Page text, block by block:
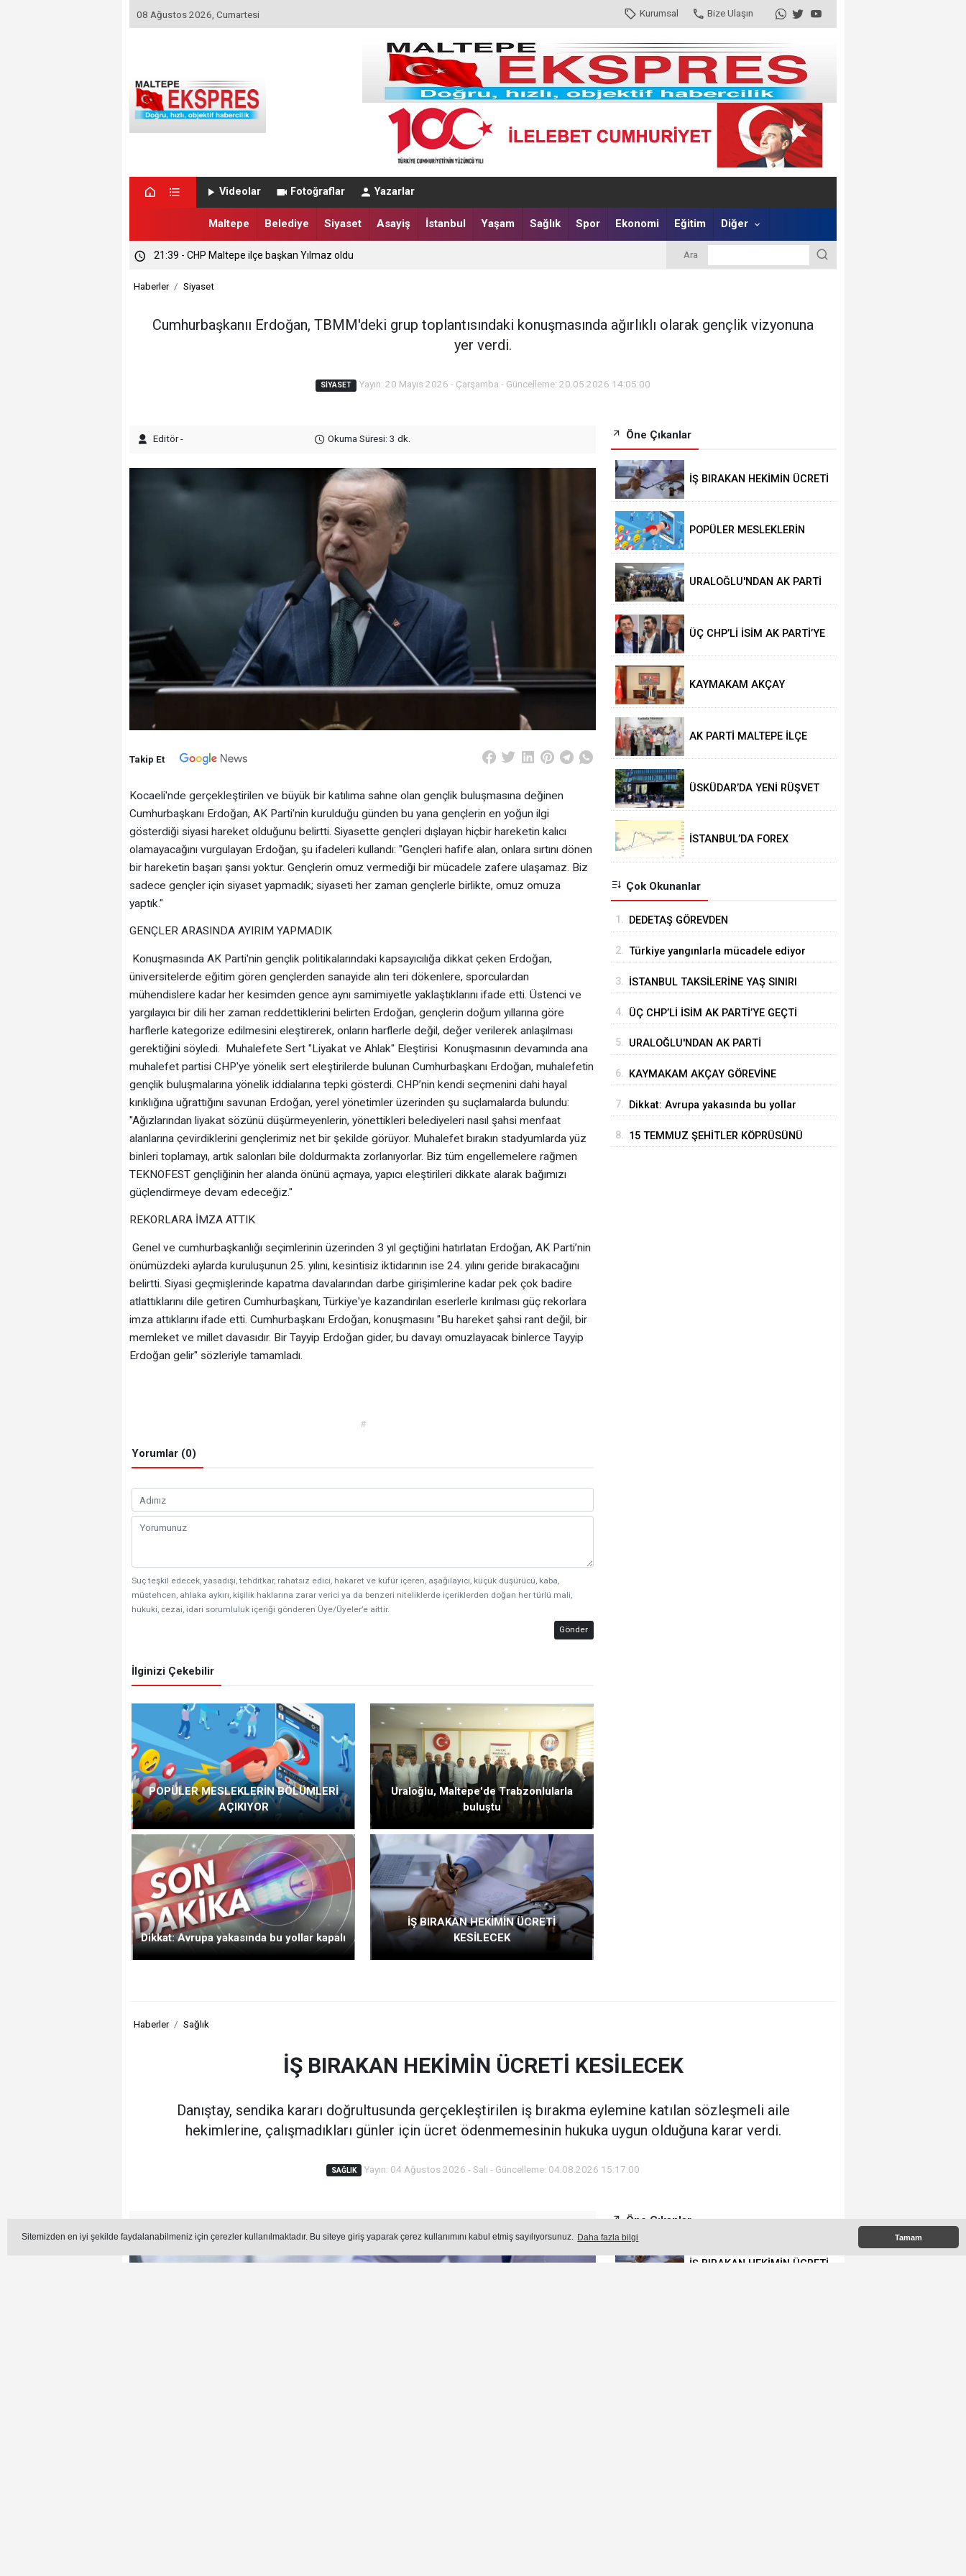
Sitemizden en iyi şekilde faydalanabilmeniz için çerezler kullanılmaktadır. Bu siteye giriş yaparak çerez kullanımını kabul etmiş sayılıyorsunuz. Daha fazla bilgi Tamam
08 Ağustos 2026, Cumartesi Kurumsal Bize Ulaşın
Videolar Fotoğraflar Yazarlar
Maltepe Belediye Siyaset Asayiş İstanbul Yaşam Sağlık Spor Ekonomi Eğitim Diğer
21:39 - CHP Maltepe ilçe başkan Yılmaz oldu Ara
Haberler Siyaset
Cumhurbaşkanıı Erdoğan, TBMM'deki grup toplantısındaki konuşmasında ağırlıklı olarak gençlik vizyonuna
yer verdi.
SIYASET Yayın: 20 Mayıs 2026 - Çarşamba - Güncelleme: 20.05.2026 14:05:00
Editör - Okuma Süresi: 3 dk.
Takip Et
Kocaeli'nde gerçekleştirilen ve büyük bir katılıma sahne olan gençlik buluşmasına değinen
Cumhurbaşkanı Erdoğan, AK Parti'nin kurulduğu günden bu yana gençlerin en yoğun ilgi
gösterdiği siyasi hareket olduğunu belirtti. Siyasette gençleri dışlayan hiçbir hareketin kalıcı
olamayacağını vurgulayan Erdoğan, şu ifadeleri kullandı: ​"Gençleri hafife alan, onlara sırtını dönen
bir hareketin başarı şansı yoktur. Gençlerin omuz vermediği bir mücadele zafere ulaşamaz. Biz
sadece gençler için siyaset yapmadık; siyaseti her zaman gençlerle birlikte, omuz omuza
yaptık."
GENÇLER ARASINDA AYIRIM YAPMADIK
‎ ‎​Konuşmasında AK Parti'nin gençlik politikalarındaki kapsayıcılığa dikkat çeken Erdoğan,
üniversitelerde eğitim gören gençlerden sanayide alın teri dökenlere, sporculardan
mühendislere kadar her kesimden gence aynı samimiyetle yaklaştıklarını ifade etti. Üstenci ve
yargılayıcı bir dili her zaman reddettiklerini belirten Erdoğan, gençlerin doğum yıllarına göre
harflerle kategorize edilmesini eleştirerek, onların harflerle değil, değer verilerek anlaşılması
gerektiğini söyledi. ‎ ‎​Muhalefete Sert "Liyakat ve Ahlak" Eleştirisi ‎ ‎​Konuşmasının devamında ana
muhalefet partisi CHP'ye yönelik sert eleştirilerde bulunan Cumhurbaşkanı Erdoğan, muhalefetin
gençlik buluşmalarına yönelik iddialarına tepki gösterdi. CHP’nin kendi seçmenini dahi hayal
kırıklığına uğrattığını savunan Erdoğan, yerel yönetimler üzerinden şu suçlamalarda bulundu:
"Ağızlarından liyakat sözünü düşürmeyenlerin, yönettikleri belediyeleri nasıl şahsi menfaat
alanlarına çevirdiklerini gençlerimiz net bir şekilde görüyor. Muhalefet bırakın stadyumlarda yüz
binleri toplamayı, artık salonları bile doldurmakta zorlanıyorlar. Biz tüm engellemelere rağmen
TEKNOFEST gençliğinin her alanda önünü açmaya, yapıcı eleştirileri dikkate alarak bağımızı
güçlendirmeye devam edeceğiz." ‎ ‎​
REKORLARA İMZA ATTIK
‎ ‎​Genel ve cumhurbaşkanlığı seçimlerinin üzerinden 3 yıl geçtiğini hatırlatan Erdoğan, AK Parti’nin
önümüzdeki aylarda kuruluşunun 25. yılını, kesintisiz iktidarının ise 24. yılını geride bırakacağını
belirtti. Siyasi geçmişlerinde kapatma davalarından darbe girişimlerine kadar pek çok badire
atlattıklarını dile getiren Cumhurbaşkanı, Türkiye'ye kazandırılan eserlerle kırılması güç rekorlara
imza attıklarını ifade etti. ‎​Cumhurbaşkanı Erdoğan, konuşmasını "Bu hareket şahsi rant değil, bir
memleket ve millet davasıdır. Bir Tayyip Erdoğan gider, bu davayı omuzlayacak binlerce Tayyip
Erdoğan gelir" sözleriyle tamamladı.
#
Yorumlar (0)
Suç teşkil edecek, yasadışı, tehditkar, rahatsız edici, hakaret ve küfür içeren, aşağılayıcı, küçük düşürücü, kaba,
müstehcen, ahlaka aykırı, kişilik haklarına zarar verici ya da benzeri niteliklerde içeriklerden doğan her türlü mali,
hukuki, cezai, idari sorumluluk içeriği gönderen Üye/Üyeler’e aittir.
Gönder
İlginizi Çekebilir
POPÜLER MESLEKLERİN BÖLÜMLERİ
AÇIKIYOR
Uraloğlu, Maltepe'de Trabzonlularla
buluştu
Dikkat: Avrupa yakasında bu yollar kapalı
İŞ BIRAKAN HEKİMİN ÜCRETİ
KESİLECEK
Öne Çıkanlar
İŞ BIRAKAN HEKİMİN ÜCRETİ
POPÜLER MESLEKLERİN
URALOĞLU'NDAN AK PARTİ
ÜÇ CHP’Lİ İSİM AK PARTİ’YE
KAYMAKAM AKÇAY
AK PARTİ MALTEPE İLÇE
DÖNEM
ÜSKÜDAR’DA YENİ RÜŞVET
İSTANBUL’DA FOREX
Çok Okunanlar
1. DEDETAŞ GÖREVDEN
2. Türkiye yangınlarla mücadele ediyor
3. İSTANBUL TAKSİLERİNE YAŞ SINIRI
4. ÜÇ CHP’Lİ İSİM AK PARTİ’YE GEÇTİ
5. URALOĞLU'NDAN AK PARTİ
6. KAYMAKAM AKÇAY GÖREVİNE
7. Dikkat: Avrupa yakasında bu yollar
8. 15 TEMMUZ ŞEHİTLER KÖPRÜSÜNÜ
Haberler Sağlık
İŞ BIRAKAN HEKİMİN ÜCRETİ KESİLECEK
Danıştay, sendika kararı doğrultusunda gerçekleştirilen iş bırakma eylemine katılan sözleşmeli aile
hekimlerine, çalışmadıkları günler için ücret ödenmemesinin hukuka uygun olduğuna karar verdi.
SAĞLIK Yayın: 04 Ağustos 2026 - Salı - Güncelleme: 04.08.2026 15:17:00
Öne Çıkanlar
İŞ BIRAKAN HEKİMİN ÜCRETİ